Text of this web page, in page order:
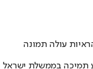
עולה תמונה
תמיכה בממשלת ישראל